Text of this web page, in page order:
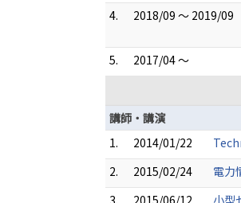
4.
2018/09 ～ 2019/09
5.
2017/04 ～
講師・講演
1.
2014/01/22
2.
2015/02/24
電力
3.
2015/06/12
小型